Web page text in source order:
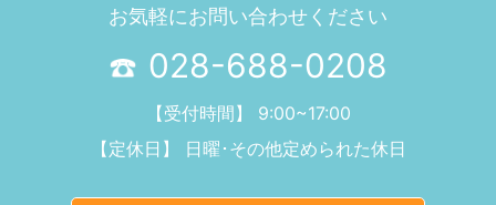
お気軽にお問い合わせください
028-688-0208
【受付時間】 9:00~17:00
【定休日】 日曜･その他定められた休日